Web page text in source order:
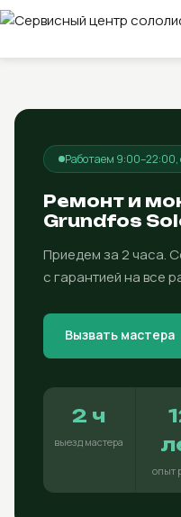
Работаем 9:00–22:00,
Ремонт и
Grundfos
Приедем за 2 часа.
с гарантией на все
Вызвать мастера
2 ч
выезд мастера
опыт